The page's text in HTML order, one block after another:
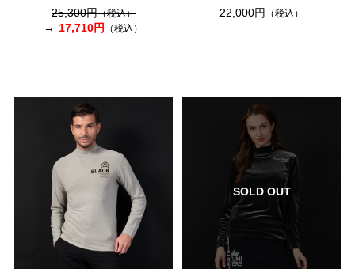
25,300円（税込）
17,710円 （税込）
22,000円
（税込）
SOLD OUT